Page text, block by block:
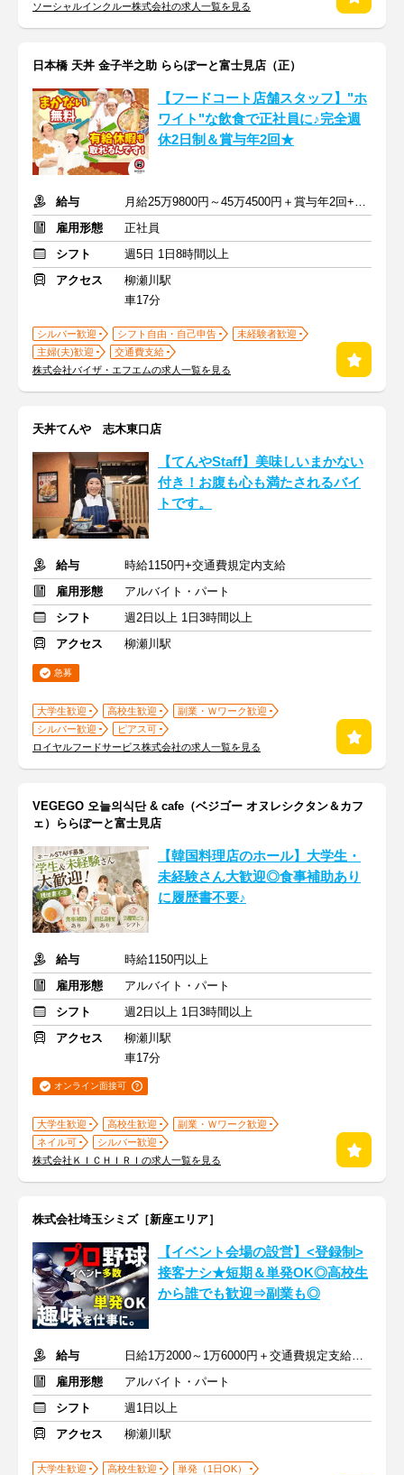
ソーシャルインクルー株式会社の求人一覧を見る
日本橋 天丼 金子半之助 ららぽーと富士見店（正）
【フードコート店舗スタッフ】"ホ
ワイト"な飲食で正社員に♪完全週
休2日制＆賞与年2回★
給与
月給25万9800円～45万4500円＋賞与年2回+交通費
雇用形態
正社員
シフト
週5日 1日8時間以上
アクセス
柳瀬川駅
車17分
シルバー歓迎 シフト自由・自己申告
未経験者歓迎
主婦(夫)歓迎
交通費支給
株式会社バイザ・エフエムの求人一覧を見る
天丼てんや 志木東口店
【てんやStaff】美味しいまかない
付き！お腹も心も満たされるバイ
トです。
給与
時給1150円+交通費規定内支給
雇用形態
アルバイト・パート
シフト
週2日以上 1日3時間以上
アクセス
柳瀬川駅
急募
大学生歓迎 高校生歓迎
副業・Ｗワーク歓迎
シルバー歓迎
ピアス可
ロイヤルフードサービス株式会社の求人一覧を見る
VEGEGO 오늘의식단 & cafe（ベジゴー オヌレシクタン＆カフ
ェ）ららぽーと富士見店
【韓国料理店のホール】大学生・
未経験さん大歓迎◎食事補助あり
に履歴書不要♪
給与
時給1150円以上
雇用形態
アルバイト・パート
シフト
週2日以上 1日3時間以上
アクセス
柳瀬川駅
車17分
オンライン面接可
大学生歓迎 高校生歓迎
副業・Ｗワーク歓迎
ネイル可
シルバー歓迎
株式会社ＫＩＣＨＩＲＩの求人一覧を見る
株式会社埼玉シミズ［新座エリア］
【イベント会場の設営】<登録制>
接客ナシ★短期＆単発OK◎高校生
から誰でも歓迎⇒副業も◎
給与
日給1万2000～1万6000円＋交通費規定支給 ※深夜割増含む
雇用形態
アルバイト・パート
シフト
週1日以上
アクセス
柳瀬川駅
大学生歓迎 高校生歓迎
単発（1日OK）